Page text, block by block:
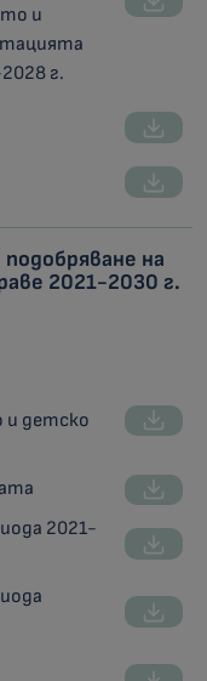
и
г.
на
2021-2030 г.
и детско
2021-